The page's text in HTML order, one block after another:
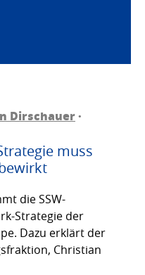
Dirschauer·
muss
die SSW-
Strategie der
Dazu erklärt der
Christian